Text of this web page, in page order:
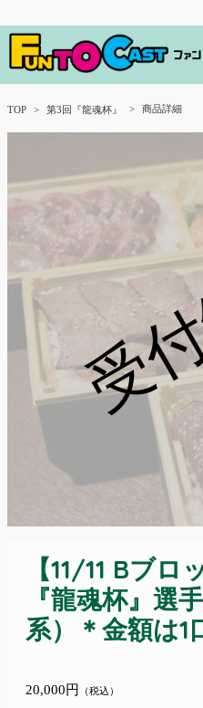
TOP 第3回『龍魂杯』 商品詳細
受
【11/11 Bブ
『龍魂杯』選
系）＊金額は1
20,000円 （税込）